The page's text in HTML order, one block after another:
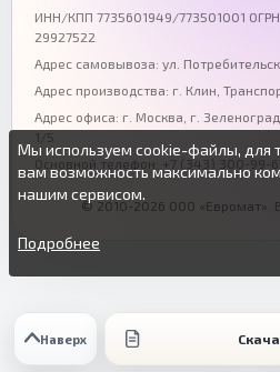
Наверх
Волгоград
+7 (844) 261-36-12
ИНН/КПП 7735601949/773501001
29927522
Адрес самовывоза: ул.
Адрес производства: г. Клин,
Адрес офиса: г. Москва, г. Зеленоград
1/5
Основной телефон:
+7 (343) 300-99-
© 2010-2026 ООО «Евромат».
Мы используем cookie-файлы, для
вам возможность максимально
нашим сервисом.
Вы можете подробнее прочитать
источниках или изменить
Продолжая пользоваться данным
настроек вы даете согласие на
Подробнее